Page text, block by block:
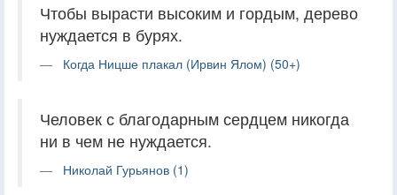
Чтобы вырасти высоким и гордым, дерево
нуждается в бурях.
Когда Ницше плакал (Ирвин Ялом) (50+)
Человек с благодарным сердцем никогда
ни в чем не нуждается.
Николай Гурьянов (1)